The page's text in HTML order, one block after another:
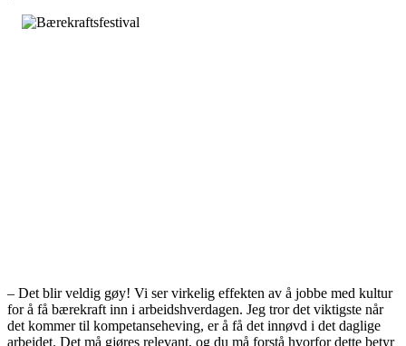
– Det blir veldig gøy! Vi ser virkelig effekten av å jobbe med kultur
for å få bærekraft inn i arbeidshverdagen. Jeg tror det viktigste når
det kommer til kompetanseheving, er å få det innøvd i det daglige
arbeidet. Det må gjøres relevant, og du må forstå hvorfor dette betyr